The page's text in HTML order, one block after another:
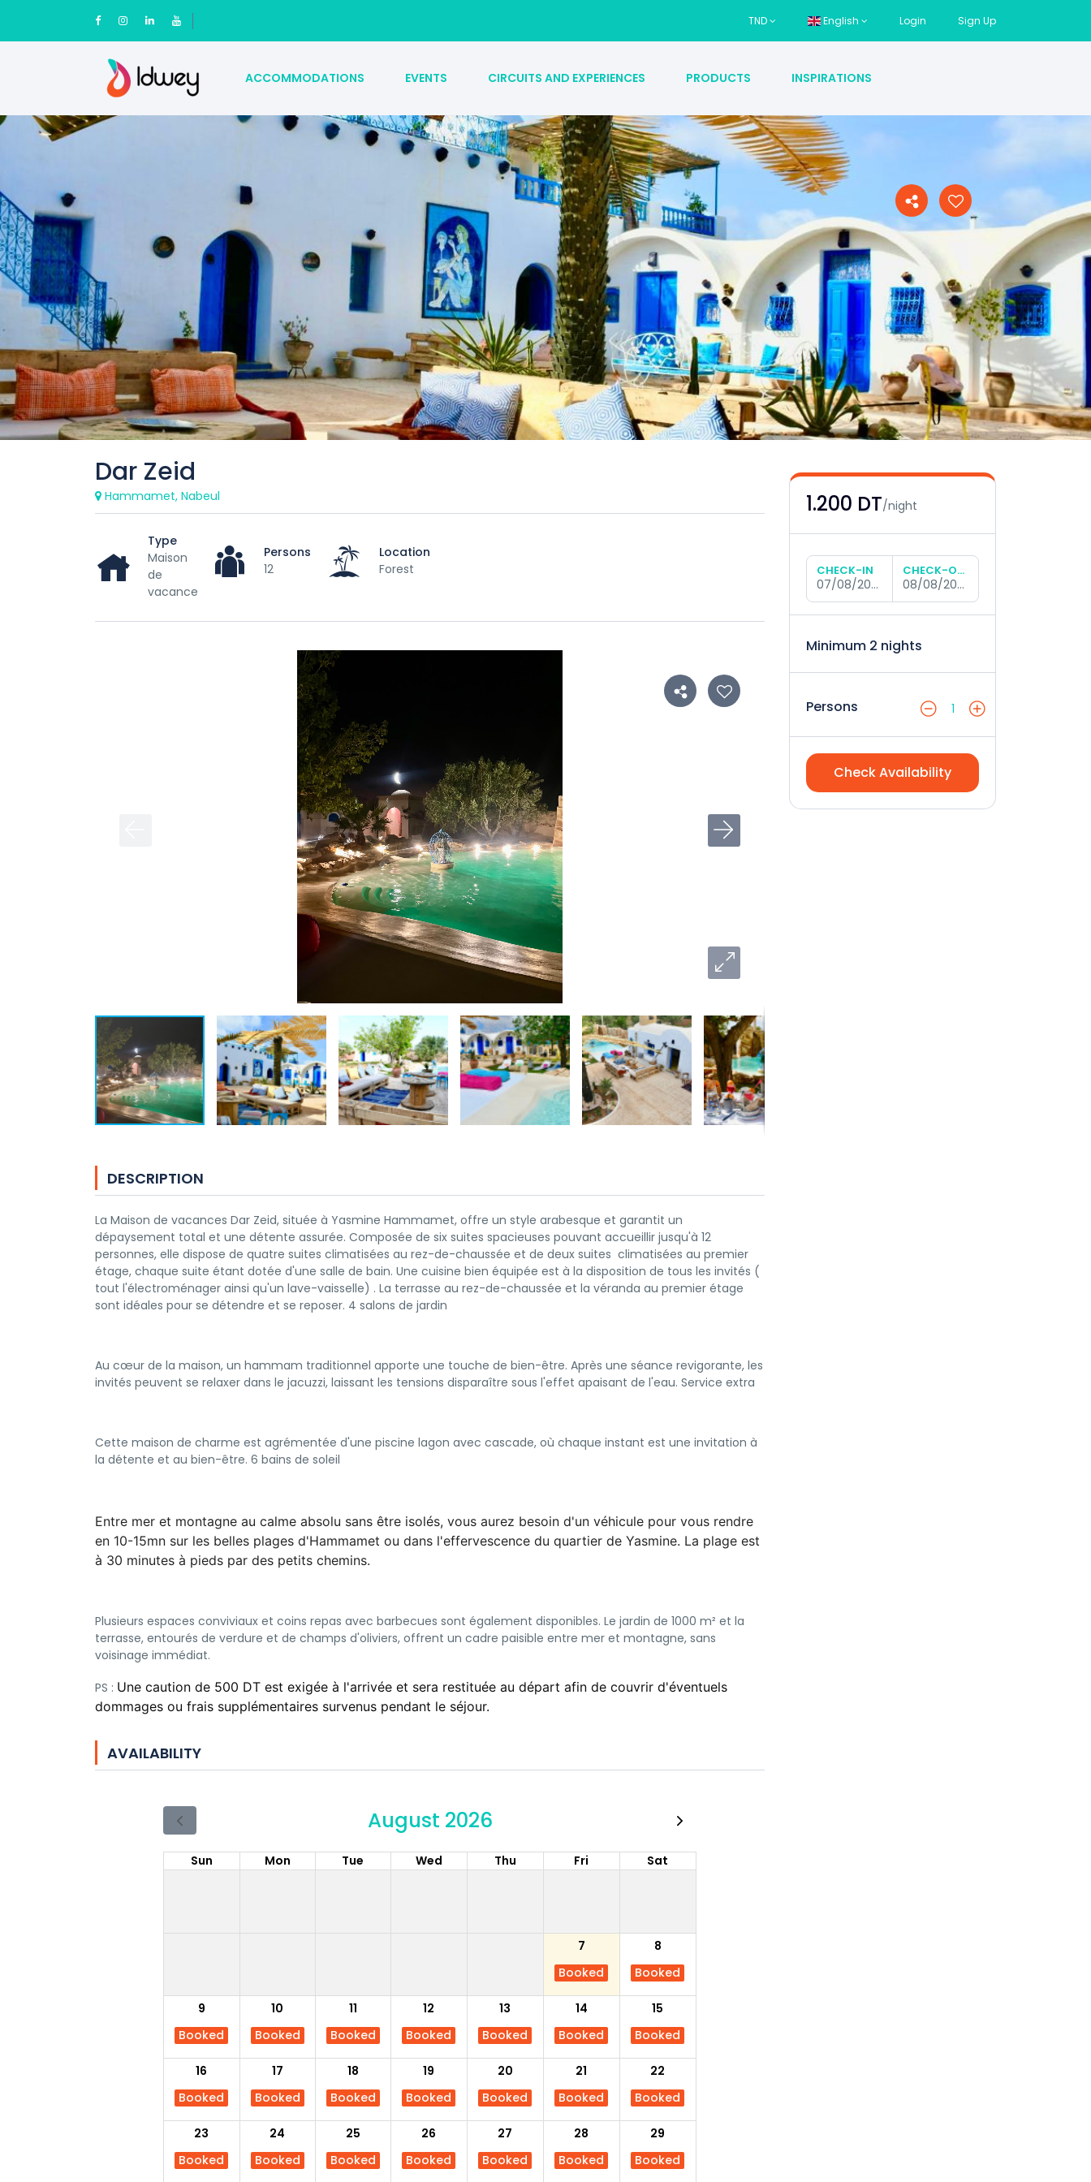
TND English Login Sign Up
ACCOMMODATIONS EVENTS CIRCUITS AND EXPERIENCES PRODUCTS INSPIRATIONS
Dar Zeid
Hammamet, Nabeul
Type
Maison
de
vacance
Persons
12
Location
Forest
DESCRIPTION
La Maison de vacances Dar Zeid, située à Yasmine Hammamet, offre un style arabesque et garantit un
dépaysement total et une détente assurée. Composée de six suites spacieuses pouvant accueillir jusqu'à 12
personnes, elle dispose de quatre suites climatisées au rez-de-chaussée et de deux suites climatisées au premier
étage, chaque suite étant dotée d'une salle de bain. Une cuisine bien équipée est à la disposition de tous les invités (
tout l'électroménager ainsi qu'un lave-vaisselle) . La terrasse au rez-de-chaussée et la véranda au premier étage
sont idéales pour se détendre et se reposer. 4 salons de jardin
Au cœur de la maison, un hammam traditionnel apporte une touche de bien-être. Après une séance revigorante, les
invités peuvent se relaxer dans le jacuzzi, laissant les tensions disparaître sous l'effet apaisant de l'eau. Service extra
Cette maison de charme est agrémentée d'une piscine lagon avec cascade, où chaque instant est une invitation à
la détente et au bien-être. 6 bains de soleil
Entre mer et montagne au calme absolu sans être isolés, vous aurez besoin d'un véhicule pour vous rendre
en 10-15mn sur les belles plages d'Hammamet ou dans l'effervescence du quartier de Yasmine. La plage est
à 30 minutes à pieds par des petits chemins.
Plusieurs espaces conviviaux et coins repas avec barbecues sont également disponibles. Le jardin de 1000 m² et la
terrasse, entourés de verdure et de champs d'oliviers, offrent un cadre paisible entre mer et montagne, sans
voisinage immédiat.
PS : Une caution de 500 DT est exigée à l'arrivée et sera restituée au départ afin de couvrir d'éventuels
dommages ou frais supplémentaires survenus pendant le séjour.
AVAILABILITY
August 2026
Sun Mon Tue Wed Thu Fri Sat
7
8
Booked
Booked
9 10 11 12 13 14
15
Booked
Booked Booked Booked Booked Booked Booked
16 17 18 19 20 21
22
Booked
Booked Booked Booked Booked Booked Booked
23 24 25 26 27 28
29
Booked
Booked Booked Booked Booked Booked Booked
1.200 DT/night
CHECK-IN
07/08/2026
CHECK-OUT
08/08/2026
Minimum 2 nights
Persons 1
Check Availability